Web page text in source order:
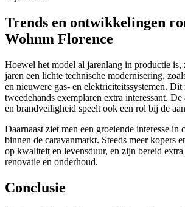
Trends en ontwikkelingen
Wohnm Florence
Hoewel het model al jarenlang in productie is,
jaren een lichte technische modernisering,
en nieuwere gas- en elektriciteitssystemen. Dit
tweedehands exemplaren extra interessant.
en brandveiligheid speelt ook een rol bij de
Daarnaast ziet men een groeiende interesse in
binnen de caravanmarkt. Steeds meer kopers
op kwaliteit en levensduur, en zijn bereid extra
renovatie en onderhoud.
Conclusie